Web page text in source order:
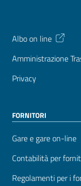
Albo on line
Amministrazione
Privacy
FORNITORI
Gare e gare on-line
Contabilità per
Regolamenti per i